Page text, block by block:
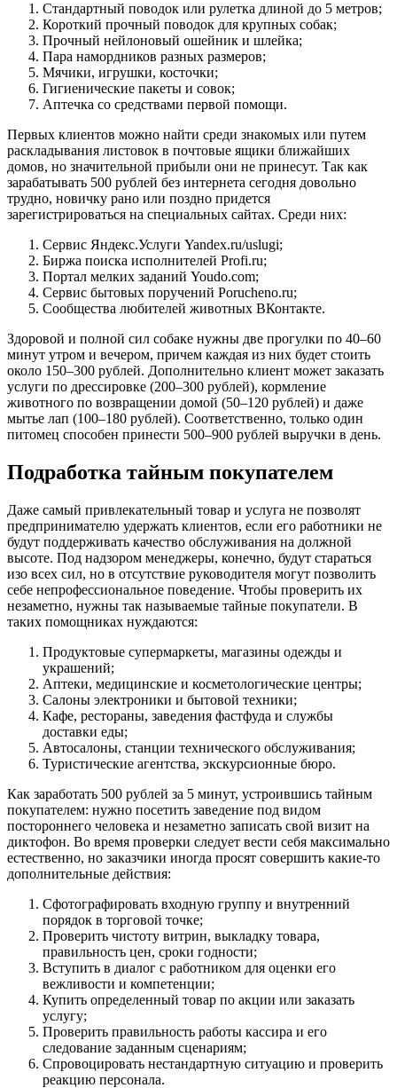
Стандартный поводок или рулетка длиной до 5 метров;
Короткий прочный поводок для крупных собак;
Прочный нейлоновый ошейник и шлейка;
Пара намордников разных размеров;
Мячики, игрушки, косточки;
Гигиенические пакеты и совок;
Аптечка со средствами первой помощи.
Первых клиентов можно найти среди знакомых или путем
раскладывания листовок в почтовые ящики ближайших
домов, но значительной прибыли они не принесут. Так как
зарабатывать 500 рублей без интернета сегодня довольно
трудно, новичку рано или поздно придется
зарегистрироваться на специальных сайтах. Среди них:
Сервис Яндекс.Услуги Yandex.ru/uslugi;
Биржа поиска исполнителей Profi.ru;
Портал мелких заданий Youdo.com;
Сервис бытовых поручений Porucheno.ru;
Сообщества любителей животных ВКонтакте.
Здоровой и полной сил собаке нужны две прогулки по 40–60
минут утром и вечером, причем каждая из них будет стоить
около 150–300 рублей. Дополнительно клиент может заказать
услуги по дрессировке (200–300 рублей), кормление
животного по возвращении домой (50–120 рублей) и даже
мытье лап (100–180 рублей). Соответственно, только один
питомец способен принести 500–900 рублей выручки в день.
Подработка тайным покупателем
Даже самый привлекательный товар и услуга не позволят
предпринимателю удержать клиентов, если его работники не
будут поддерживать качество обслуживания на должной
высоте. Под надзором менеджеры, конечно, будут стараться
изо всех сил, но в отсутствие руководителя могут позволить
себе непрофессиональное поведение. Чтобы проверить их
незаметно, нужны так называемые тайные покупатели. В
таких помощниках нуждаются:
Продуктовые супермаркеты, магазины одежды и
украшений;
Аптеки, медицинские и косметологические центры;
Салоны электроники и бытовой техники;
Кафе, рестораны, заведения фастфуда и службы
доставки еды;
Автосалоны, станции технического обслуживания;
Туристические агентства, экскурсионные бюро.
Как заработать 500 рублей за 5 минут, устроившись тайным
покупателем: нужно посетить заведение под видом
постороннего человека и незаметно записать свой визит на
диктофон. Во время проверки следует вести себя максимально
естественно, но заказчики иногда просят совершить какие-то
дополнительные действия:
Сфотографировать входную группу и внутренний
порядок в торговой точке;
Проверить чистоту витрин, выкладку товара,
правильность цен, сроки годности;
Вступить в диалог с работником для оценки его
вежливости и компетенции;
Купить определенный товар по акции или заказать
услугу;
Проверить правильность работы кассира и его
следование заданным сценариям;
Спровоцировать нестандартную ситуацию и проверить
реакцию персонала.